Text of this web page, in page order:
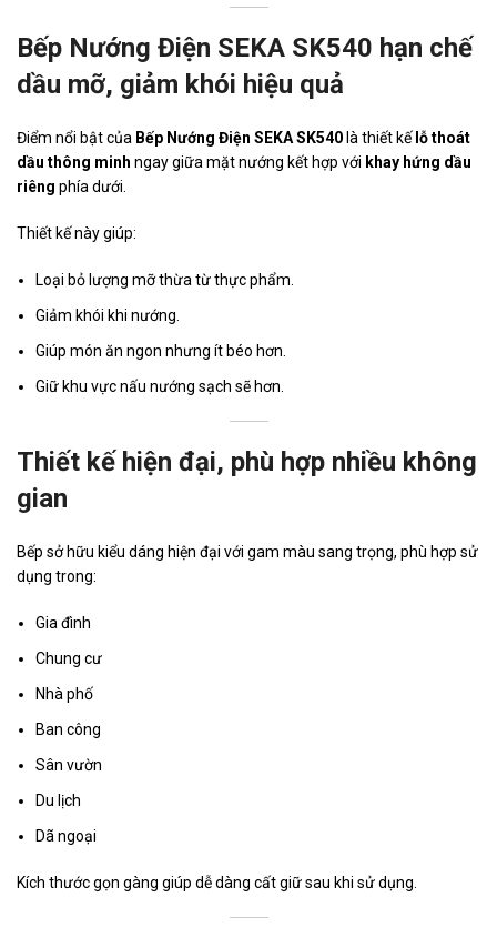
Bếp Nướng Điện SEKA SK540 hạn chế
dầu mỡ, giảm khói hiệu quả
Điểm nổi bật của Bếp Nướng Điện SEKA SK540 là thiết kế lỗ thoát
dầu thông minh ngay giữa mặt nướng kết hợp với khay hứng dầu
riêng phía dưới.
Thiết kế này giúp:
Loại bỏ lượng mỡ thừa từ thực phẩm.
Giảm khói khi nướng.
Giúp món ăn ngon nhưng ít béo hơn.
Giữ khu vực nấu nướng sạch sẽ hơn.
Thiết kế hiện đại, phù hợp nhiều không
gian
Bếp sở hữu kiểu dáng hiện đại với gam màu sang trọng, phù hợp sử
dụng trong:
Gia đình
Chung cư
Nhà phố
Ban công
Sân vườn
Du lịch
Dã ngoại
Kích thước gọn gàng giúp dễ dàng cất giữ sau khi sử dụng.